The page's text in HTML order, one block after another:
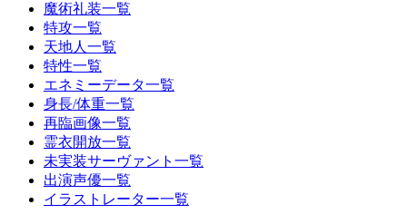
魔術礼装一覧
特攻一覧
天地人一覧
特性一覧
エネミーデータ一覧
身長/体重一覧
再臨画像一覧
霊衣開放一覧
未実装サーヴァント一覧
出演声優一覧
イラストレーター一覧